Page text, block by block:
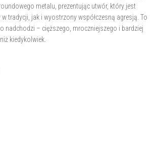
metalu, prezentując utwór, który jest
tradycji, jak i wyostrzony współczesną agresją. To
nadchodzi – cięższego, mroczniejszego i bardziej
kiedykolwiek.